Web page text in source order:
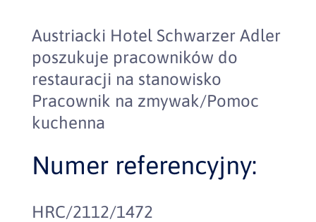
Austriacki Hotel Schwarzer Adler
poszukuje pracowników do
restauracji na stanowisko
Pracownik na zmywak/Pomoc
kuchenna
Numer referencyjny:
HRC/2112/1472